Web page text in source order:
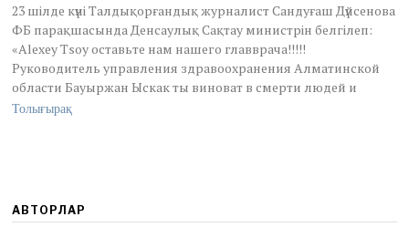
y
2
8
,
2
0
23 шілде күні Талдықорғандық журналист Сандуғаш Дүйсенова
ФБ парақшасында Денсаулық Сақтау министрін белгілеп:
«Alexey Tsoy оставьте нам нашего главврача!!!!!
Руководитель управления здравоохранения Алматинской
области Бауыржан Ыскак ты виноват в смерти людей и
Толығырақ
АВТОРЛАР